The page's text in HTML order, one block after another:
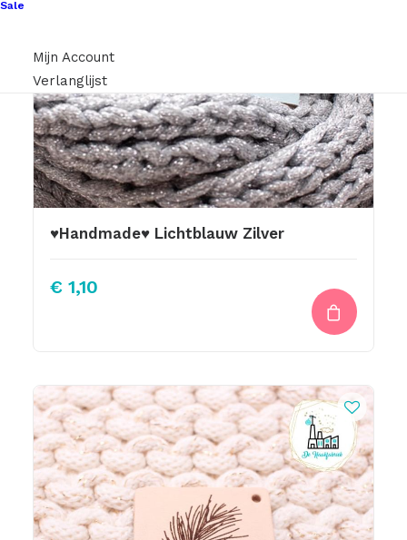
Sale
Mijn Account
Verlanglijst
♥Handmade♥ Lichtblauw Zilver
€ 1,10